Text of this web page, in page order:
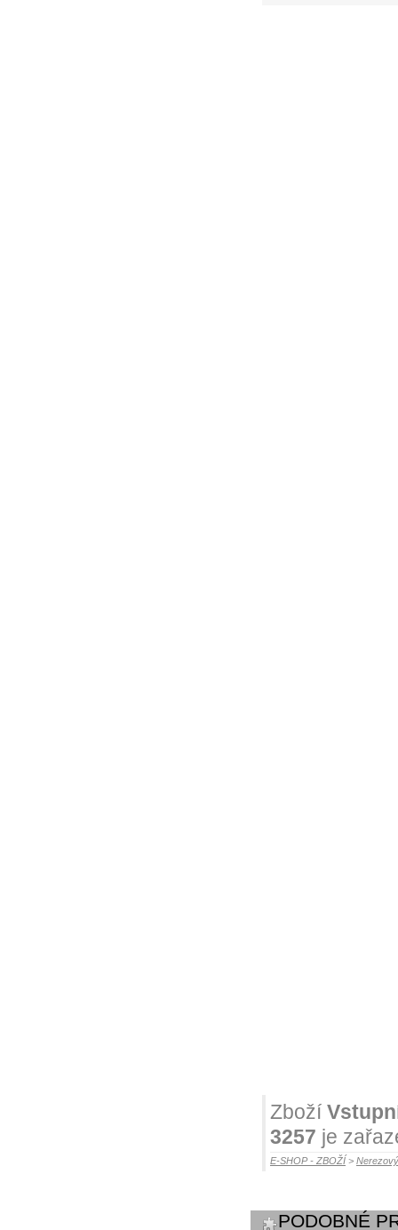
Zboží
3257 je
E-SHOP - ZBOŽÍ >
PODOBNÉ